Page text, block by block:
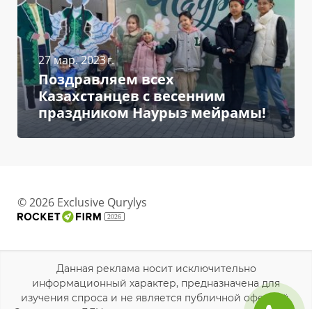
27 мар. 2023 г.
Поздравляем всех
Казахстанцев с весенним
праздником Наурыз мейрамы!
© 2026 Exclusive Qurylys
2026
Данная реклама носит исключительно
информационный характер, предназначена для
изучения спроса и не является публичной офертой.